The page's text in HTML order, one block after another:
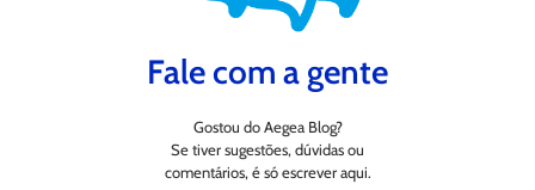
Fale com a gente
Gostou do Aegea Blog?
Se tiver sugestões, dúvidas ou
comentários, é só escrever aqui.